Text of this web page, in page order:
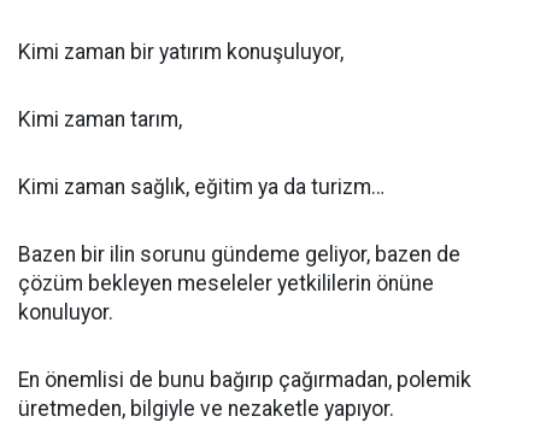
Kimi zaman bir yatırım konuşuluyor,
Kimi zaman tarım,
Kimi zaman sağlık, eğitim ya da turizm…
Bazen bir ilin sorunu gündeme geliyor, bazen de
çözüm bekleyen meseleler yetkililerin önüne
konuluyor.
En önemlisi de bunu bağırıp çağırmadan, polemik
üretmeden, bilgiyle ve nezaketle yapıyor.